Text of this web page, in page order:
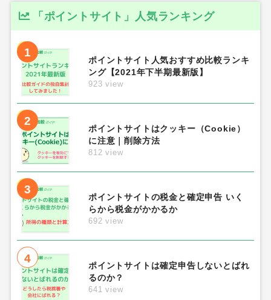
「ポイントサイト」人気ランキング
1
ポイントサイト人気おすすめ比較ランキ
ング【2021年下半期最新版】
923 view
2
ポイントサイトはクッキー（Cookie）
に注意｜削除方法
812 view
3
ポイントサイトの税金と確定申告 いく
らから税金がかかるか
692 view
4
ポイントサイトは確定申告しないとばれ
るのか？
641 view